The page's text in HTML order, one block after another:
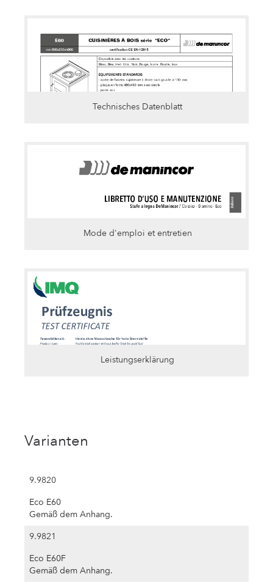
Technisches Datenblatt
Mode d'emploi et entretien
Leistungserklärung
Varianten
9.9820
Eco E60
Gemäß dem Anhang.
9.9821
Eco E60F
Gemäß dem Anhang.